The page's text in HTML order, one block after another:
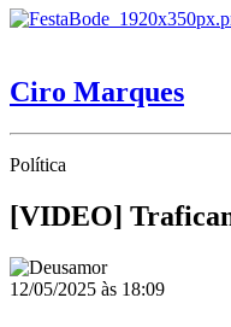
Ciro Marques
Política
[VIDEO]
12/05/2025 às 18:09